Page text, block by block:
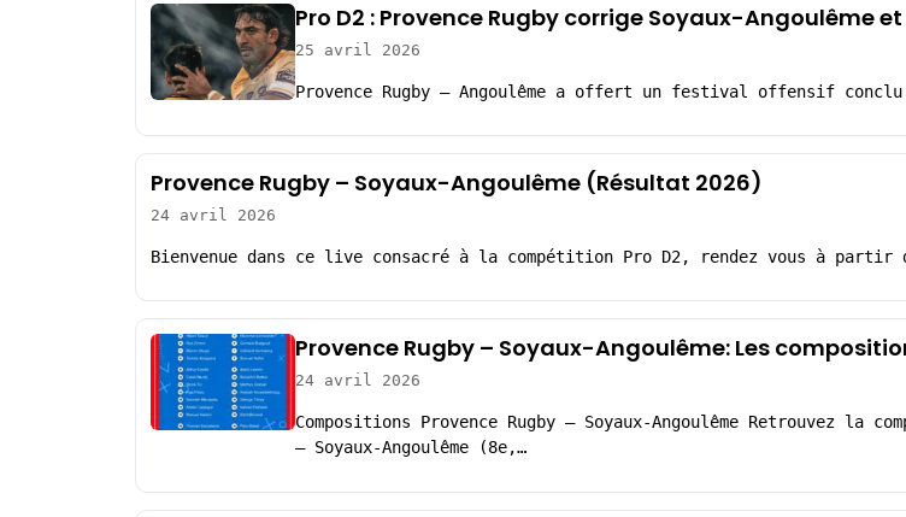
Pro D2 : Provence Rugby corrige Soyaux-Angoulême
25 avril 2026
Provence Rugby – Angoulême a offert un festival offensif
Provence Rugby – Soyaux-Angoulême (Résultat 2026)
24 avril 2026
Bienvenue dans ce live consacré à la compétition Pro D2, rendez vous à partir
Provence Rugby – Soyaux-Angoulême: Les
24 avril 2026
Compositions Provence Rugby – Soyaux-Angoulême Retrouvez la
– Soyaux-Angoulême (8e,…